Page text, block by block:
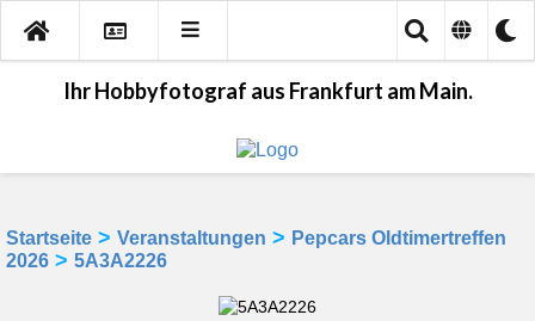
Ihr Hobbyfotograf aus Frankfurt am Main.
Startseite > Veranstaltungen > Pepcars Oldtimertreffen
2026 > 5A3A2226